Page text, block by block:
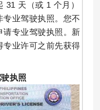
31 天（或 1 个月）
专业驾驶执照。您不
请专业驾驶执照。新
专业许可之前先获得
执照